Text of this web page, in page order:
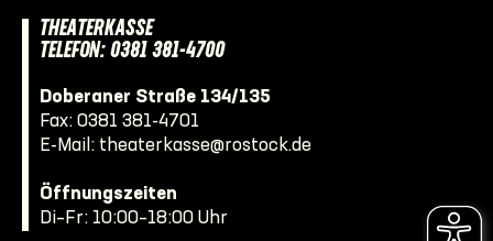
THEATERKASSE
TELEFON: 0381 381-4700
Doberaner Straße 134/135
Fax: 0381 381-4701
E-Mail: theaterkasse@rostock.de
Öffnungszeiten
Di–Fr: 10:00–18:00 Uhr